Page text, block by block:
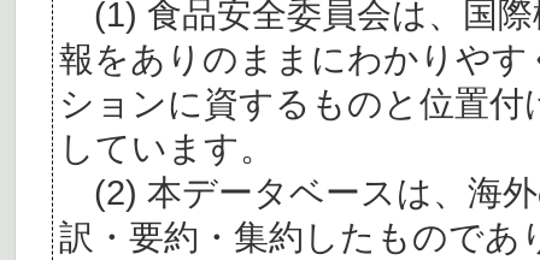
(1) 食品安全委員会は、国
報をありのままにわかりや
ションに資するものと位置
しています。
(2) 本データベースは、海
訳・要約・集約したものであ